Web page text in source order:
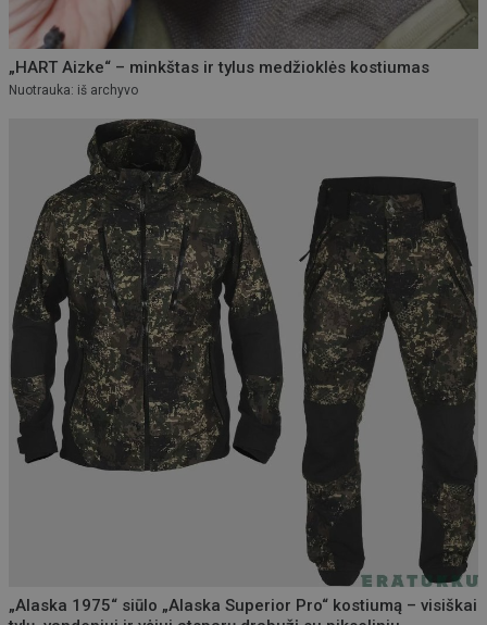
„HART Aizke“ – minkštas ir tylus medžioklės kostiumas
Nuotrauka: iš archyvo
„Alaska 1975“ siūlo „Alaska Superior Pro“ kostiumą – visiškai